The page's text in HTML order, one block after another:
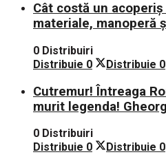
Cât costă un
materiale, manoperă
0 Distribuiri
Distribuie 0 Distribuie 0
Cutremur! Întreaga
murit legenda!
0 Distribuiri
Distribuie 0 Distribuie 0